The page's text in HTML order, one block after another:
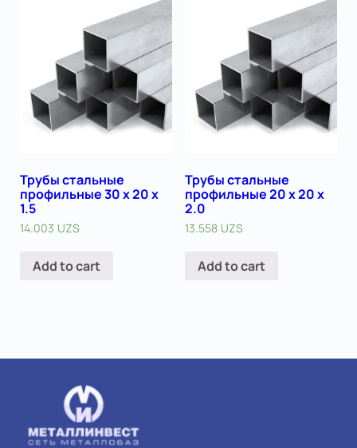
Трубы стальные
профильные 30 х 20 х
1.5
14.003 UZS
Add to cart
Трубы стальные
профильные 20 х 20 х
2.0
13.558 UZS
Add to cart